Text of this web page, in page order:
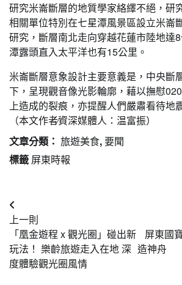
研究米崙斷層的地質學家絡繹不絕，研
相關單位特別在七星潭風景區設立米崙
研究，斷層南北走向穿越花蓮市陸地達
潭露頭直入太平洋也有15公里。
米崙斷層意象設計主要意義是，中央斷
下，呈現觀音像光影輪廓，藉以撫慰
上造成的裂痕，亦提醒人們嚴肅看待地
（本文作者∕資深媒體人：温富振）
文章分類： 旅遊美食,要聞
標籤 屏東時報
文
章
導
覽
上一則
「凰金遊程 x 觀光圈」碰出新
玩法！ 樂齡旅遊走入在地 深
度體驗觀光圈風情
屏東國
造神舟